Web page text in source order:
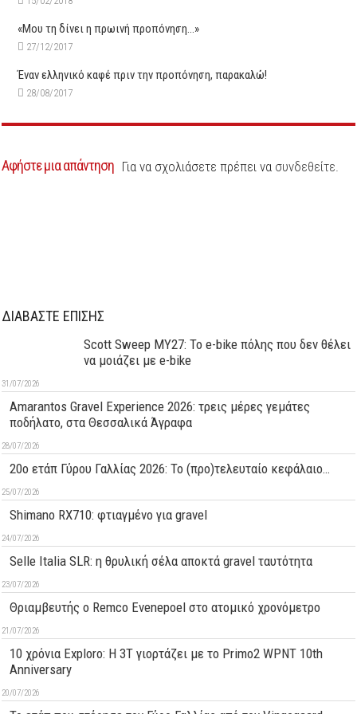
«Μου τη δίνει η πρωινή προπόνηση…»
27/12/2017
Έναν ελληνικό καφέ πριν την προπόνηση, παρακαλώ!
28/08/2017
Αφήστε μια απάντηση Για να σχολιάσετε πρέπει να συνδεθείτε.
ΔΙΑΒΑΣΤΕ ΕΠΙΣΗΣ
Scott Sweep MY27: Το e-bike πόλης που δεν θέλει
να μοιάζει με e-bike
31/07/2026
Amarantos Gravel Experience 2026: τρεις μέρες γεμάτες
ποδήλατο, στα Θεσσαλικά Άγραφα
28/07/2026
20ο ετάπ Γύρου Γαλλίας 2026: Το (προ)τελευταίο κεφάλαιο…
25/07/2026
Shimano RX710: φτιαγμένο για gravel
24/07/2026
Selle Italia SLR: η θρυλική σέλα αποκτά gravel ταυτότητα
23/07/2026
Θριαμβευτής ο Remco Evenepoel στο ατομικό χρονόμετρο
21/07/2026
10 χρόνια Exploro: Η 3T γιορτάζει με το Primo2 WPNT 10th
Anniversary
20/07/2026